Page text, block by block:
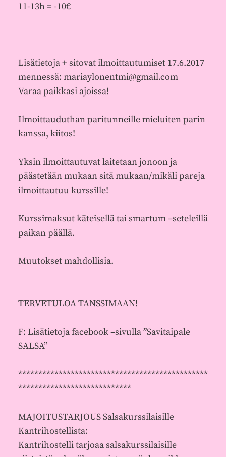
11-13h = -10€
Lisätietoja + sitovat ilmoittautumiset 17.6.2017
mennessä: mariaylonentmi@gmail.com
Varaa paikkasi ajoissa!
Ilmoittauduthan paritunneille mieluiten parin
kanssa, kiitos!
Yksin ilmoittautuvat laitetaan jonoon ja
päästetään mukaan sitä mukaan/mikäli pareja
ilmoittautuu kurssille!
Kurssimaksut käteisellä tai smartum –seteleillä
paikan päällä.
Muutokset mahdollisia.
TERVETULOA TANSSIMAAN!
F: Lisätietoja facebook –sivulla ”Savitaipale
SALSA”
***********************************************
****************************
MAJOITUSTARJOUS Salsakurssilaisille
Kantrihostellista:
Kantrihostelli tarjoaa salsakurssilaisille